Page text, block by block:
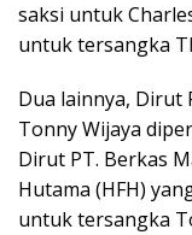
saksi untuk
untuk tersangka
Dua lainnya, Dirut
Tonny Wijaya
Dirut PT. Berkas
Hutama (HFH)
untuk tersangka